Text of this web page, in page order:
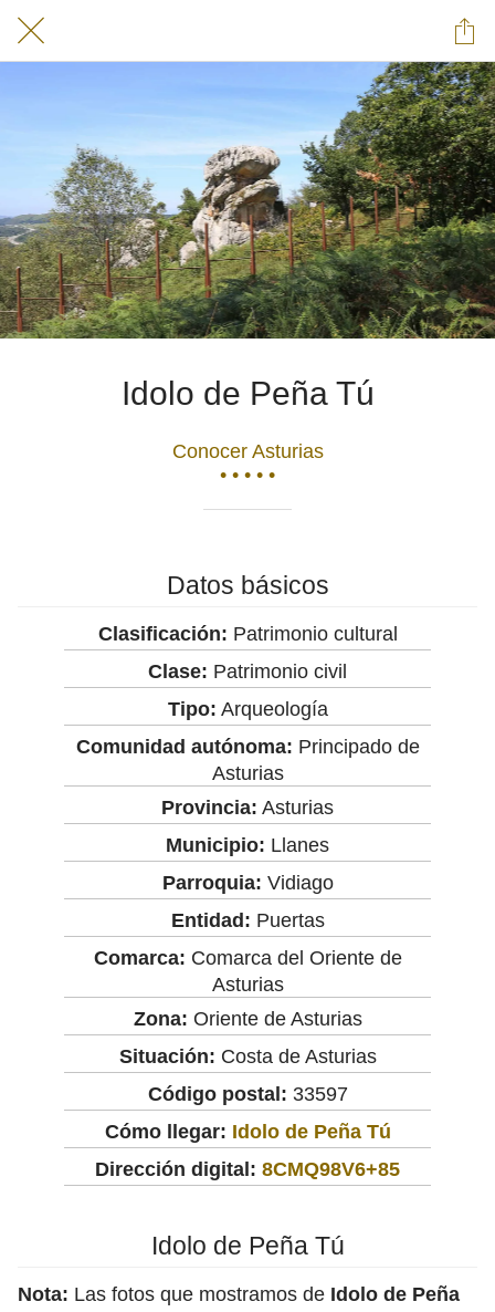
Idolo de Peña Tú
Conocer Asturias
• • • • •
Datos básicos
Clasificación: Patrimonio cultural
Clase: Patrimonio civil
Tipo: Arqueología
Comunidad autónoma: Principado de
Asturias
Provincia: Asturias
Municipio: Llanes
Parroquia: Vidiago
Entidad: Puertas
Comarca: Comarca del Oriente de
Asturias
Zona: Oriente de Asturias
Situación: Costa de Asturias
Código postal: 33597
Cómo llegar: Idolo de Peña Tú
Dirección digital: 8CMQ98V6+85
Idolo de Peña Tú
Nota: Las fotos que mostramos de Idolo de Peña